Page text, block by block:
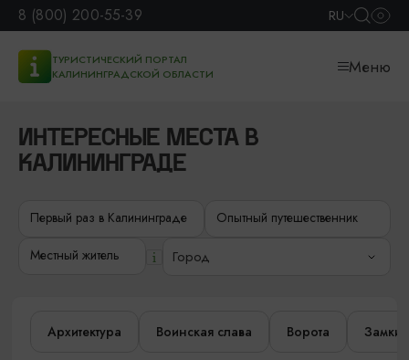
8 (800) 200-55-39 RU
ТУРИСТИЧЕСКИЙ ПОРТАЛ
КАЛИНИНГРАДСКОЙ ОБЛАСТИ
Меню
ИНТЕРЕСНЫЕ МЕСТА В
КАЛИНИНГРАДЕ
Первый раз в Калининграде Опытный путешественник
Местный житель Город
Архитектура Воинская слава Ворота Замки